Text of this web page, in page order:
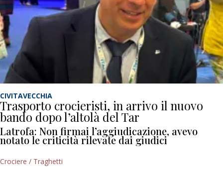
CIVITAVECCHIA
Trasporto crocieristi, in arrivo il nuovo
bando dopo l’altolà del Tar
Latrofa: Non firmai l’aggiudicazione, avevo
notato le criticità rilevate dai giudici
Crociere / Traghetti